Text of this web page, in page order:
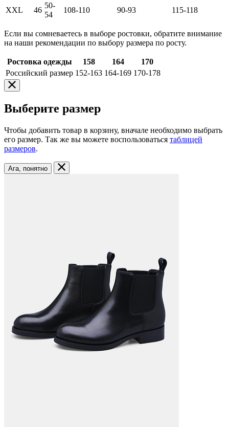
XXL 46
50-
54
108-110 90-93 115-118
Если вы сомневаетесь в выборе ростовки, обратите внимание
на наши рекомендации по выбору размера по росту.
Ростовка одежды 158 164
170
Российский размер 152-163 164-169 170-178
Выберите размер
Чтобы добавить товар в корзину, вначале необходимо выбрать
его размер. Так же вы можете воспользоваться таблицей
размеров.
Ага, понятно